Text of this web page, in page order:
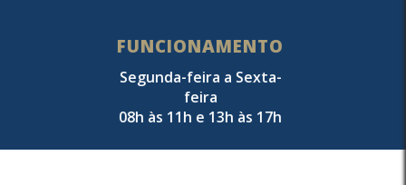
FUNCIONAMENTO
Segunda-feira a Sexta-
feira
08h às 11h e 13h às 17h